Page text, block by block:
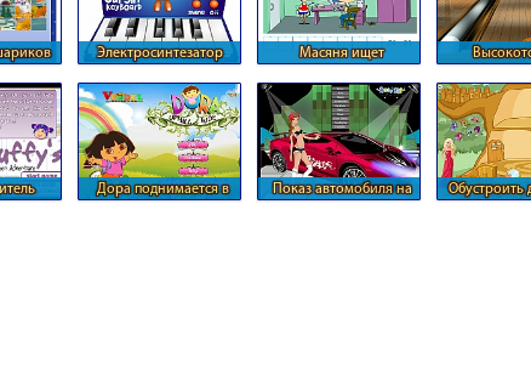
Электросинтезатор
Масяня ищет
Дора поднимается в
Показ автомобиля на
Обустроить